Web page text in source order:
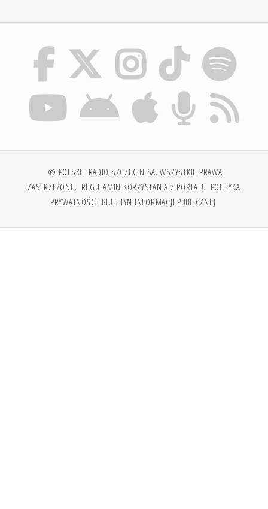
© POLSKIE RADIO SZCZECIN SA. WSZYSTKIE PRAWA
ZASTRZEŻONE. REGULAMIN KORZYSTANIA Z PORTALU POLITYKA
PRYWATNOŚCI BIULETYN INFORMACJI PUBLICZNEJ